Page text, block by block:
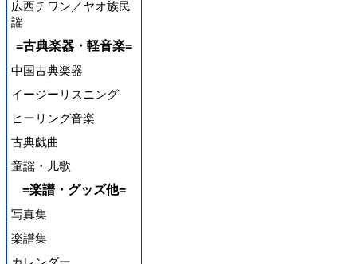
広西チワン／ヤオ族民
謡
=古典楽器・軽音楽=
中国古典楽器
イージーリスニング
ヒーリング音楽
古典戯曲
童謡・儿歌
=楽譜・グッズ他=
写真集
楽譜集